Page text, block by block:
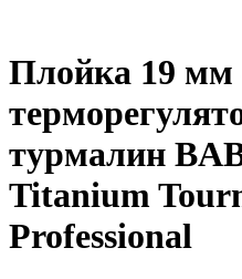
Плойка 19 мм
турмалин
Titanium
Professional